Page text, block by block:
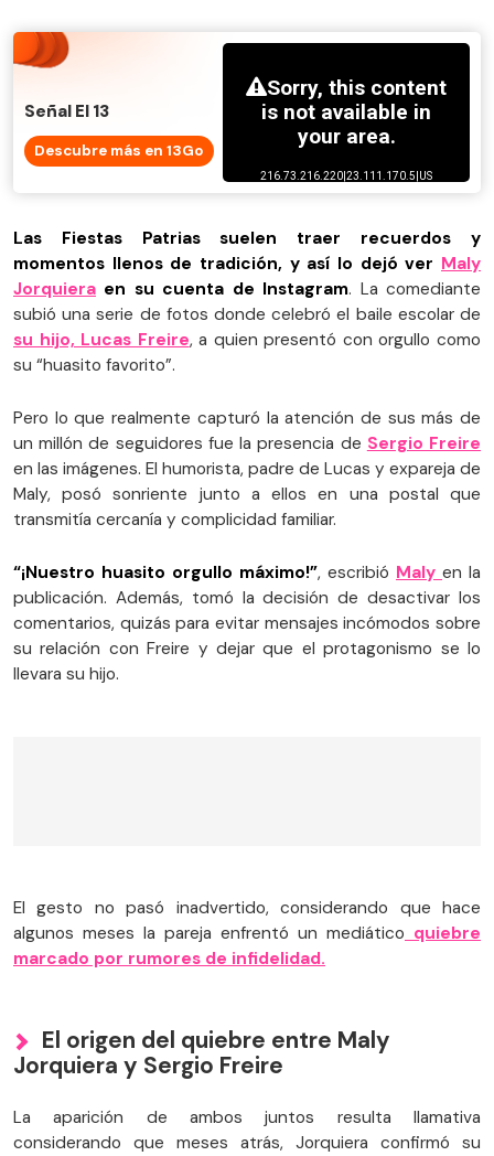
Señal El 13
Descubre más en 13Go
Las Fiestas Patrias suelen traer recuerdos y
momentos llenos de tradición, y así lo dejó ver Maly
Jorquiera en su cuenta de Instagram. La comediante
subió una serie de fotos donde celebró el baile escolar de
su hijo, Lucas Freire, a quien presentó con orgullo como
su “huasito favorito”.
Pero lo que realmente capturó la atención de sus más de
un millón de seguidores fue la presencia de Sergio Freire
en las imágenes. El humorista, padre de Lucas y expareja de
Maly, posó sonriente junto a ellos en una postal que
transmitía cercanía y complicidad familiar.
“¡Nuestro huasito orgullo máximo!”, escribió Maly en la
publicación. Además, tomó la decisión de desactivar los
comentarios, quizás para evitar mensajes incómodos sobre
su relación con Freire y dejar que el protagonismo se lo
llevara su hijo.
El gesto no pasó inadvertido, considerando que hace
algunos meses la pareja enfrentó un mediático quiebre
marcado por rumores de infidelidad.
El origen del quiebre entre Maly
Jorquiera y Sergio Freire
La aparición de ambos juntos resulta llamativa
considerando que meses atrás, Jorquiera confirmó su